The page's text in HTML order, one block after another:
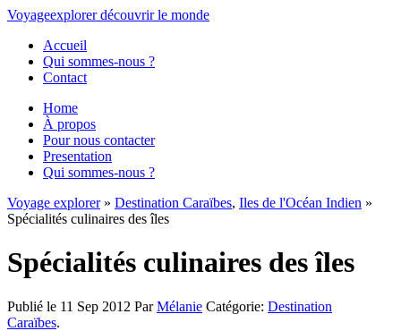
Voyageexplorer découvrirle monde
Accueil
Qui sommes-nous ?
Contact
Home
À propos
Pour nous contacter
Presentation
Qui sommes-nous ?
Voyage explorer» Destination Caraïbes, Iles de l'Océan Indien »
Spécialités culinaires des îles
Spécialités culinaires des îles
Publié le 11 Sep 2012 ParMélanie Catégorie: Destination
Caraïbes.